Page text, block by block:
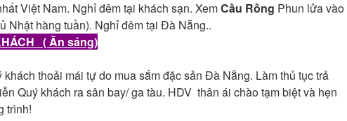
Việt Nam. Nghỉ đêm tại khách sạn. XemCầu Rồng Phun lửa vào
Nhật hàng tuần). Nghỉ đêm tại Đà Nẵng..
( Ăn sáng)
khách thoải mái tự do mua sắm đặc sản Đà Nẵng. Làm thủ tục trả
Quý khách ra sân bay/ ga tàu. HDV thân ái chào tạm biệt và hẹn
trình!